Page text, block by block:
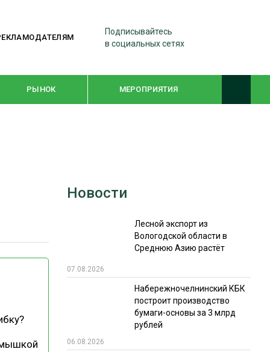
Подписывайтесь
в социальных сетях
РЫНОК МЕРОПРИЯТИЯ
WOODEX-2021
СУШКА ДРЕВЕСИНЫ
Новости
Лесной экспорт из
Вологодской области в
Среднюю Азию растёт
07.08.2026
Набережночелнинский КБК
построит производство
бумаги-основы за 3 млрд
рублей
06.08.2026